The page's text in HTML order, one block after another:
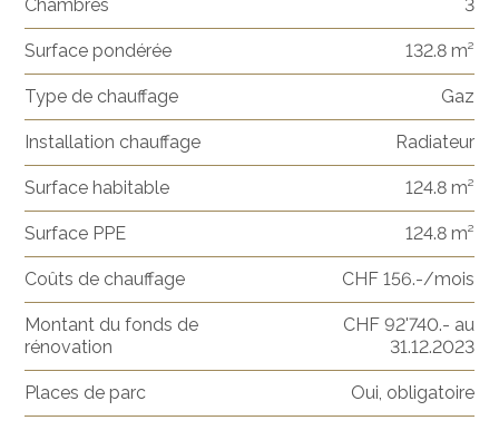
Chambres 3
Surface pondérée 132.8 m²
Type de chauffage Gaz
Installation chauffage Radiateur
Surface habitable 124.8 m²
Surface PPE 124.8 m²
Coûts de chauffage CHF 156.-/mois
Montant du fonds de
rénovation
CHF 92'740.- au
31.12.2023
Places de parc Oui, obligatoire